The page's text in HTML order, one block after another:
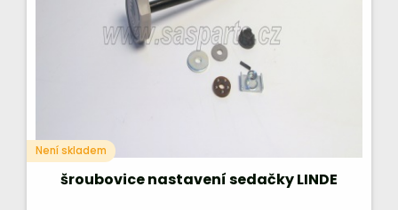
Není skladem
šroubovice nastavení sedačky LINDE